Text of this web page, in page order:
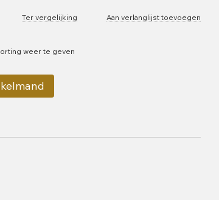
Ter vergelijking Aan verlanglijst toevoegen
weer te geven